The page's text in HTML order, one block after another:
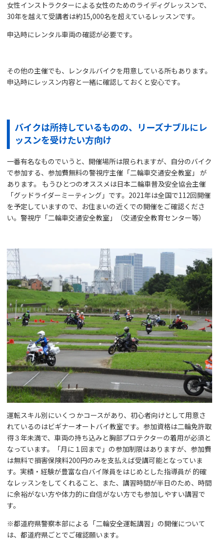
女性インストラクターによる女性のためのライディグレッスンで、
30年を越えて受講者は約15,000名を超えているレッスンです。
申込時にレンタル車両の確認が必要です。
その他の主催でも、レンタルバイクを用意している所もあります。
申込時にレッスン内容と一緒に確認しておくと安心です。
バイクは所持しているものの、リーズナブルにレ
ッスンを受けたい方向け
一番有名なものでいうと、開催場所は限られますが、自分のバイク
で参加する、参加費無料の警視庁主催「二輪車交通安全教室」 が
あります。 もうひとつのオススメは日本二輪車普及安全協会主催
「グッドライダーミーティング」です。2021年は全国で112回開催
を予定していますので、お住まいの近くでの開催をご確認くださ
い。警視庁「二輪車交通安全教室」（交通安全教育センター等）
運転スキル別にいくつ かコースがあり、初心者向けとして用意さ
れているのはビギナーオートバイ教室です。参加資格は二輪免許取
得３年未満で、車両の持ち込みと胸部プロテクターの着用が必須と
なっています。「月に１回まで」の参加制限はありますが、参加費
は無料で損害保険料200円のみを支払えば受講可能となっていま
す。実績・経験が豊富な白バイ隊員をはじめとした指導員が 的確
なレッスンをしてくれること、また、講習時間が半日のため、時間
に余裕がない方や体力的に自信がない方でも参加しやすい講習で
す。
※都道府県警察本部による「二輪安全運転講習」の開催について
は、都道府県ごとでご確認願います。